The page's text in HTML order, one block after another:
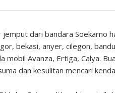
dari bandara Soekarno
bekasi, anyer, cilegon,
Avanza, Ertiga, Calya.
dan kesulitan mencari